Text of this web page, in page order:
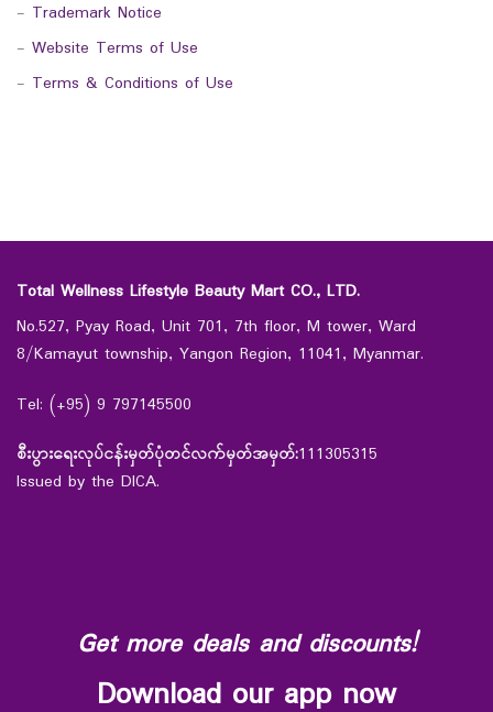
- Trademark Notice
- Website Terms of Use
- Terms & Conditions of Use
Total Wellness Lifestyle Beauty Mart CO., LTD.
No.527, Pyay Road, Unit 701, 7th floor, M tower, Ward
8/Kamayut township, Yangon Region, 11041, Myanmar.
Tel: (+95) 9 797145500
စီးပွားရေးလုပ်ငန်းမှတ်ပုံတင်လက်မှတ်အမှတ်:111305315
Issued by the DICA.
Get more deals and discounts!
Download our app now